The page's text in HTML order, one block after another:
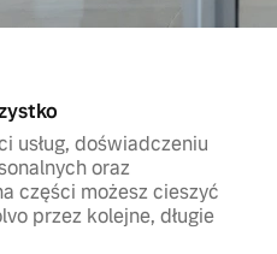
usług, doświadczeniu
oraz
części możesz cieszyć
przez kolejne, długie